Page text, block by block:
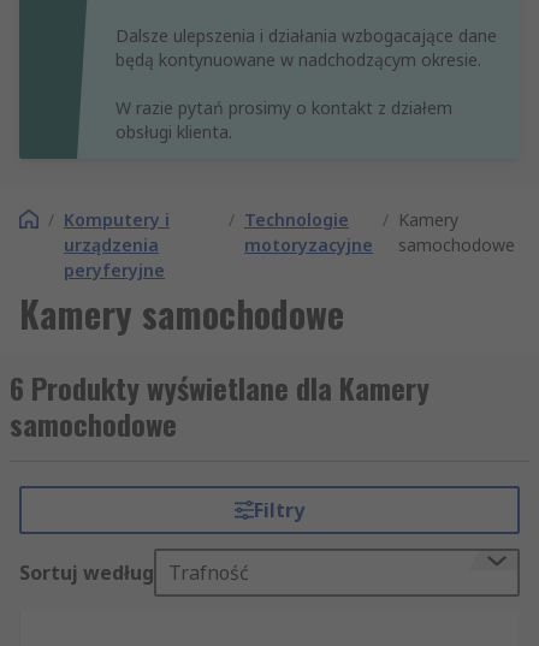
Dalsze ulepszenia i działania wzbogacające dane
będą kontynuowane w nadchodzącym okresie.
W razie pytań prosimy o kontakt z działem
obsługi klienta.
/ Komputery i
urządzenia
peryferyjne
/ Technologie
motoryzacyjne
/ Kamery
samochodowe
Kamery samochodowe
6 Produkty wyświetlane dla Kamery
samochodowe
Filtry
Sortuj według Trafność